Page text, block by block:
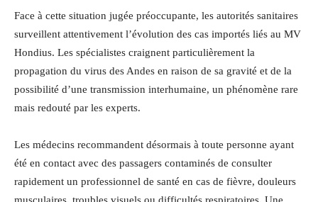
Face à cette situation jugée préoccupante, les autorités sanitaires
surveillent attentivement l’évolution des cas importés liés au MV
Hondius. Les spécialistes craignent particulièrement la
propagation du virus des Andes en raison de sa gravité et de la
possibilité d’une transmission interhumaine, un phénomène rare
mais redouté par les experts.
Les médecins recommandent désormais à toute personne ayant
été en contact avec des passagers contaminés de consulter
rapidement un professionnel de santé en cas de fièvre, douleurs